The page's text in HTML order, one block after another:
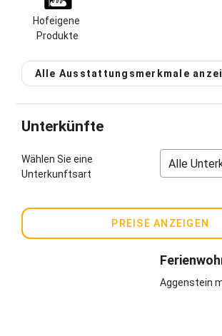
einer nachhaltigen und ökologischen
eurem Einkauf unterstützt ihr regionale
Wertschöpfungsketten und bäuerliche
Gastgeber spricht:Deutsch, Englisch
Hofeigene
Produkte
Alle Ausstattungsmerkmale
Unterkünfte
Wählen Sie eine
Unterkunftsart
Alle
PREISE ANZEIGEN
Aggenstein